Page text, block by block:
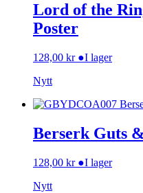
Lord of the
Poster
128,00 kr ●I lager
Nytt
Berserk Guts
128,00 kr ●I lager
Nytt